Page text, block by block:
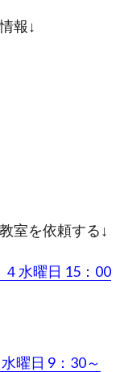
報↓
室を依頼する↓
４水曜日 15：00
曜日 9：30～